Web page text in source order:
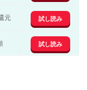
元 試し読み
試し読み